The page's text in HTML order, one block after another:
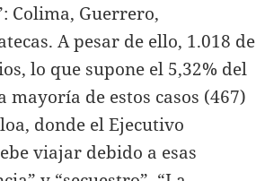
Colima, Guerrero,
A pesar de ello, 1.018 de
lo que supone el 5,32% del
de estos casos (467)
donde el Ejecutivo
viajar debido a esas